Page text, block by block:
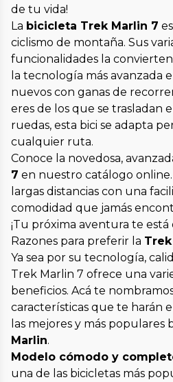
de tu vida!
La bicicleta Trek Marlin 7
ciclismo de montaña. Sus
funcionalidades la
la tecnología más avanzada
nuevos con ganas de
eres de los que se trasladan
ruedas, esta bici se adapta
cualquier ruta.
Conoce la novedosa,
7 en nuestro catálogo
largas distancias con una
comodidad que jamás
¡Tu próxima aventura te está
Razones para preferir la
Ya sea por su tecnología,
Trek Marlin 7 ofrece una
beneficios. Acá te
características que te harán
las mejores y más populares
Marlin.
Modelo cómodo y
una de las bicicletas más